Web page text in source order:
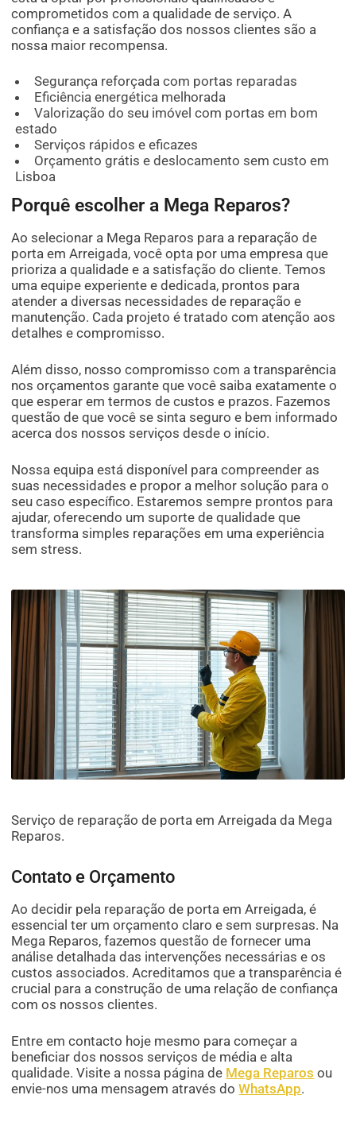
comprometidos com a qualidade de serviço. A
confiança e a satisfação dos nossos clientes são a
nossa maior recompensa.
Segurança reforçada com portas reparadas
Eficiência energética melhorada
Valorização do seu imóvel com portas em bom
estado
Serviços rápidos e eficazes
Orçamento grátis e deslocamento sem custo em
Lisboa
Porquê escolher a Mega Reparos?
Ao selecionar a Mega Reparos para a reparação de
porta em Arreigada, você opta por uma empresa que
prioriza a qualidade e a satisfação do cliente. Temos
uma equipe experiente e dedicada, prontos para
atender a diversas necessidades de reparação e
manutenção. Cada projeto é tratado com atenção aos
detalhes e compromisso.
Além disso, nosso compromisso com a transparência
nos orçamentos garante que você saiba exatamente o
que esperar em termos de custos e prazos. Fazemos
questão de que você se sinta seguro e bem informado
acerca dos nossos serviços desde o início.
Nossa equipa está disponível para compreender as
suas necessidades e propor a melhor solução para o
seu caso específico. Estaremos sempre prontos para
ajudar, oferecendo um suporte de qualidade que
transforma simples reparações em uma experiência
sem stress.
Serviço de reparação de porta em Arreigada da Mega
Reparos.
Contato e Orçamento
Ao decidir pela reparação de porta em Arreigada, é
essencial ter um orçamento claro e sem surpresas. Na
Mega Reparos, fazemos questão de fornecer uma
análise detalhada das intervenções necessárias e os
custos associados. Acreditamos que a transparência é
crucial para a construção de uma relação de confiança
com os nossos clientes.
Entre em contacto hoje mesmo para começar a
beneficiar dos nossos serviços de média e alta
qualidade. Visite a nossa página de Mega Reparos ou
envie-nos uma mensagem através doWhatsApp.